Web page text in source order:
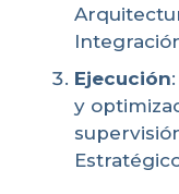
Ejecución
y